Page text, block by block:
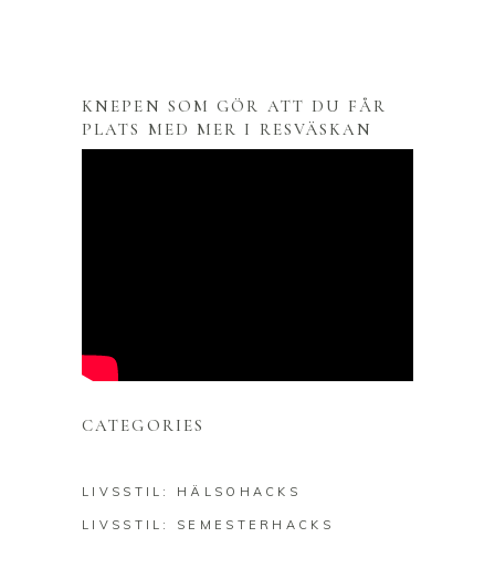
KNEPEN SOM GÖR ATT DU FÅR
PLATS MED MER I RESVÄSKAN
CATEGORIES
LIVSSTIL: HÄLSOHACKS
LIVSSTIL: SEMESTERHACKS